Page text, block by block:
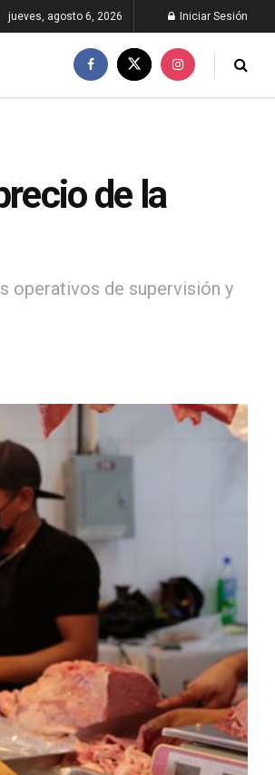
jueves, agosto 6, 2026 Iniciar Sesión
de la
operativos de supervisión y